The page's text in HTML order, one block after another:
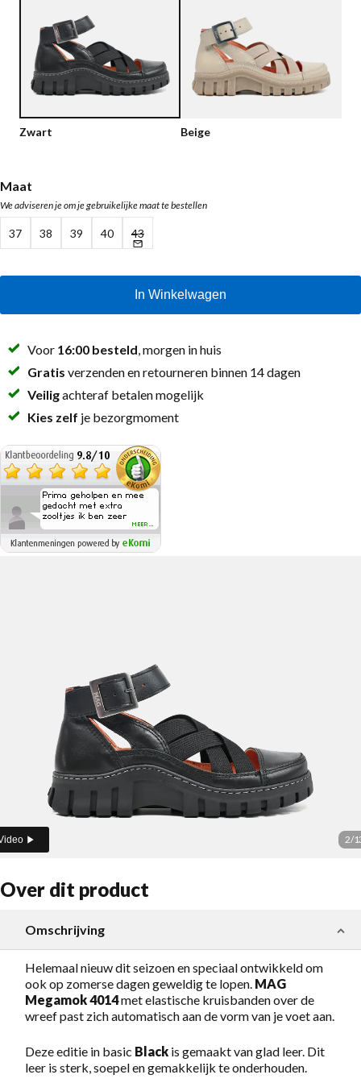
Vegan
Sandalen
Loafers
Bikerboots
Enkellaarsjes met rits
Chelseaboots
Hakken
Sale
Zwart Beige
Maat
We adviseren je om je gebruikelijke maat te bestellen
37 38 39 40 43
In Winkelwagen
Voor 16:00 besteld, morgen in huis
Gratis verzenden en retourneren binnen 14 dagen
Veiligachteraf betalen mogelijk
Kies zelf je bezorgmoment
2/
Over dit product
Omschrijving
Helemaal nieuw dit seizoen en speciaal ontwikkeld om
ook op zomerse dagen geweldig te lopen. MAG
Megamok 4014met elastische kruisbanden over de
wreef past zich automatisch aan de vorm van je voet aan.
Deze editie in basic Black is gemaakt van glad leer. Dit
leer is sterk, soepel en gemakkelijk te onderhouden.